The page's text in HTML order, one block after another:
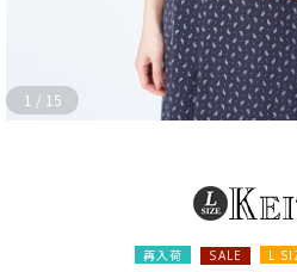
1 / 15
再入荷 SALE L